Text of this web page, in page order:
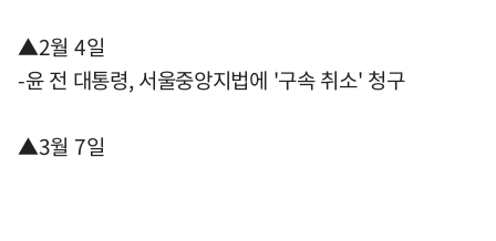
▲2월 4일
-윤 전 대통령, 서울중앙지법에 '구속 취소' 청구
▲3월 7일